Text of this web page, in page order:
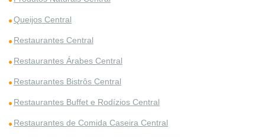
Queijos Central
Restaurantes Central
Restaurantes Árabes Central
Restaurantes Bistrôs Central
Restaurantes Buffet e Rodízios Central
Restaurantes de Comida Caseira Central